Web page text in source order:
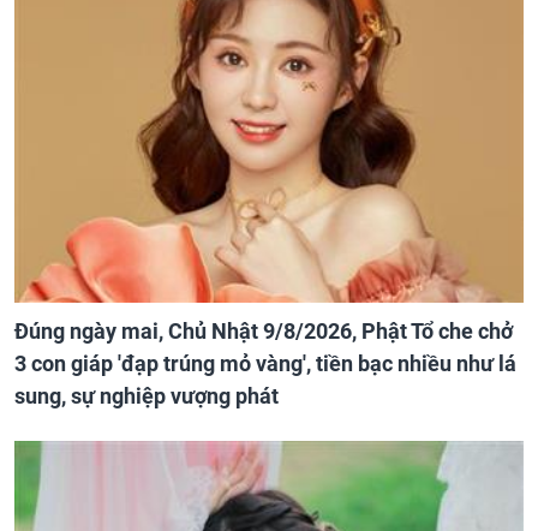
Đúng ngày mai, Chủ Nhật 9/8/2026, Phật Tổ che chở
3 con giáp 'đạp trúng mỏ vàng', tiền bạc nhiều như lá
sung, sự nghiệp vượng phát